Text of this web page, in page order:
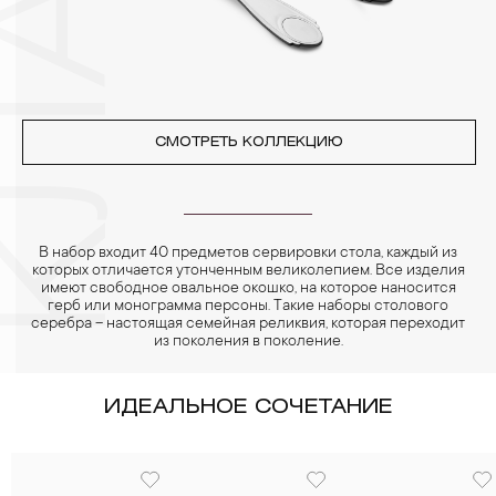
СМОТРЕТЬ КОЛЛЕКЦИЮ
В набор входит 40 предметов сервировки стола, каждый из
которых отличается утонченным великолепием. Все изделия
имеют свободное овальное окошко, на которое наносится
герб или монограмма персоны. Такие наборы столового
серебра – настоящая семейная реликвия, которая переходит
из поколения в поколение.
ИДЕАЛЬНОЕ СОЧЕТАНИЕ